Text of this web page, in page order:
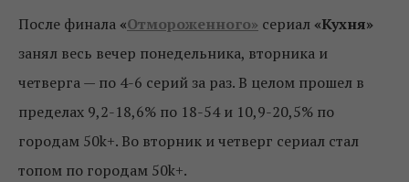
После финала «Отмороженного» сериал «Кухня»
занял весь вечер понедельника, вторника и
четверга — по 4-6 серий за раз. В целом прошел в
пределах 9,2-18,6% по 18-54 и 10,9-20,5% по
городам 50k+. Во вторник и четверг сериал стал
топом по городам 50k+.